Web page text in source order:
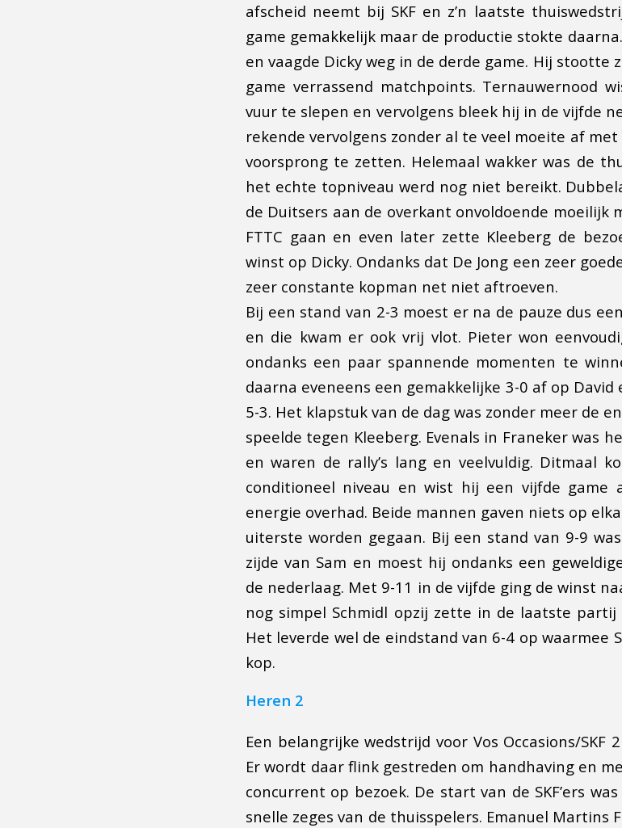
afscheid neemt bij SKF en z’n laatste
game gemakkelijk maar de productie stokte
en vaagde Dicky weg in de derde game. Hij stootte
game verrassend matchpoints. Ternauwernood
vuur te slepen en vervolgens bleek hij in de vijfde
rekende vervolgens zonder al te veel moeite af met
voorsprong te zetten. Helemaal wakker was de
het echte topniveau werd nog niet bereikt.
de Duitsers aan de overkant onvoldoende moeilijk
FTTC gaan en even later zette Kleeberg de
winst op Dicky. Ondanks dat De Jong een zeer
zeer constante kopman net niet aftroeven.
Bij een stand van 2-3 moest er na de pauze dus
en die kwam er ook vrij vlot. Pieter won
ondanks een paar spannende momenten te
daarna eveneens een gemakkelijke 3-0 af op David
5-3. Het klapstuk van de dag was zonder meer de
speelde tegen Kleeberg. Evenals in Franeker was
en waren de rally’s lang en veelvuldig. Ditmaal
conditioneel niveau en wist hij een vijfde
energie overhad. Beide mannen gaven niets op
uiterste worden gegaan. Bij een stand van 9-9
zijde van Sam en moest hij ondanks een
de nederlaag. Met 9-11 in de vijfde ging de winst
nog simpel Schmidl opzij zette in de laatste
Het leverde wel de eindstand van 6-4 op waarmee
kop.
Heren 2
Een belangrijke wedstrijd voor Vos Occasions/SKF
Er wordt daar flink gestreden om handhaving en
concurrent op bezoek. De start van de SKF’ers
snelle zeges van de thuisspelers. Emanuel Martins